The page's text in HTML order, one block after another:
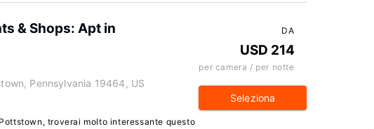
& Shops: Apt in
Pennsylvania 19464, US
troverai molto interessante questo
DA
USD 214
per camera / per notte
Seleziona